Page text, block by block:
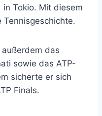
in Tokio. Mit diesem
das
sowie das ATP-
sicherte er sich
Finals.